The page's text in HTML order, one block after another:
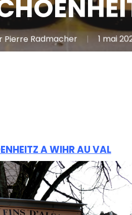
Pierre Radmacher 1 mai
A WIHR AU VAL